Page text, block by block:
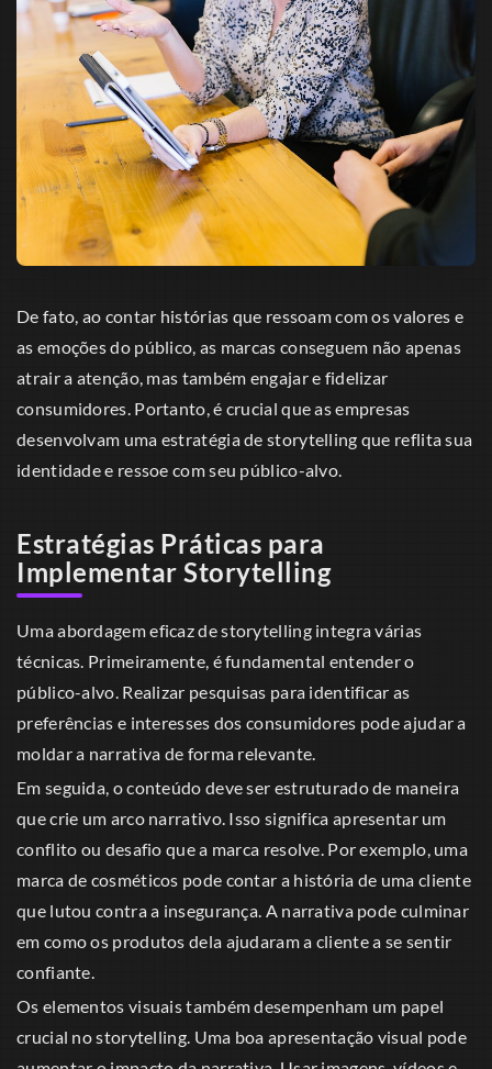
De fato, ao contar histórias que ressoam com os valores e
as emoções do público, as marcas conseguem não apenas
atrair a atenção, mas também engajar e fidelizar
consumidores. Portanto, é crucial que as empresas
desenvolvam uma estratégia de storytelling que reflita sua
identidade e ressoe com seu público-alvo.
Estratégias Práticas para
Implementar Storytelling
Uma abordagem eficaz de storytelling integra várias
técnicas. Primeiramente, é fundamental entender o
público-alvo. Realizar pesquisas para identificar as
preferências e interesses dos consumidores pode ajudar a
moldar a narrativa de forma relevante.
Em seguida, o conteúdo deve ser estruturado de maneira
que crie um arco narrativo. Isso significa apresentar um
conflito ou desafio que a marca resolve. Por exemplo, uma
marca de cosméticos pode contar a história de uma cliente
que lutou contra a insegurança. A narrativa pode culminar
em como os produtos dela ajudaram a cliente a se sentir
confiante.
Os elementos visuais também desempenham um papel
crucial no storytelling. Uma boa apresentação visual pode